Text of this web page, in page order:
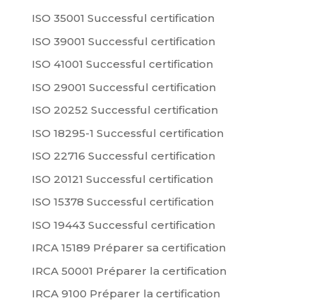
ISO 35001 Successful certification
ISO 39001 Successful certification
ISO 41001 Successful certification
ISO 29001 Successful certification
ISO 20252 Successful certification
ISO 18295-1 Successful certification
ISO 22716 Successful certification
ISO 20121 Successful certification
ISO 15378 Successful certification
ISO 19443 Successful certification
IRCA 15189 Préparer sa certification
IRCA 50001 Préparer la certification
IRCA 9100 Préparer la certification